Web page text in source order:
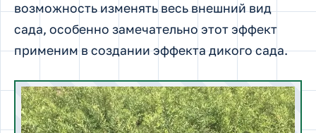
возможность изменять весь внешний вид
сада, особенно замечательно этот эффект
применим в создании эффекта дикого сада.